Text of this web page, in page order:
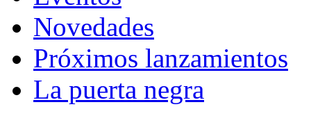
Novedades
Próximos lanzamientos
La puerta negra